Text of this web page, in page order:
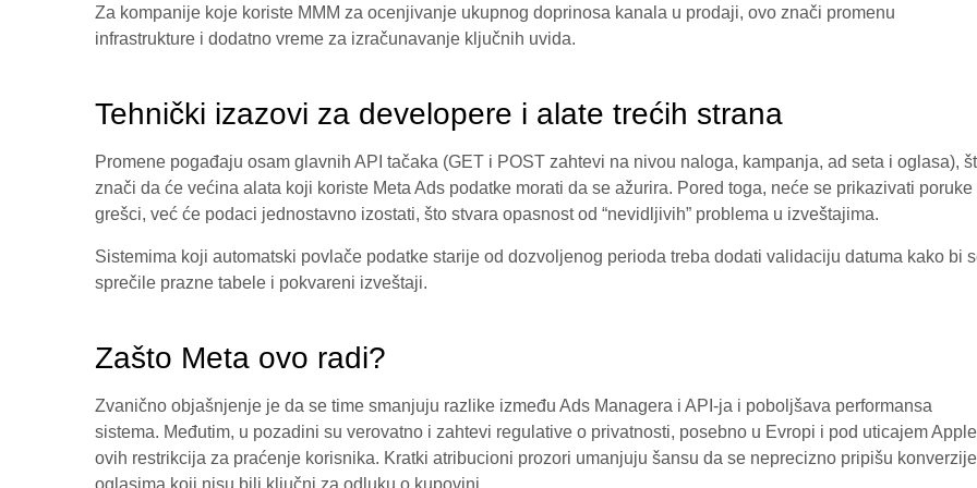
Za kompanije koje koriste MMM za ocenjivanje ukupnog doprinosa kanala u prodaji, ovo znači promenu
infrastrukture i dodatno vreme za izračunavanje ključnih uvida.
Tehnički izazovi za developere i alate trećih strana
Promene pogađaju osam glavnih API tačaka (GET i POST zahtevi na nivou naloga, kampanja, ad seta i oglasa),
znači da će većina alata koji koriste Meta Ads podatke morati da se ažurira. Pored toga, neće se prikazivati poruke
grešci, već će podaci jednostavno izostati, što stvara opasnost od “nevidljivih” problema u izveštajima.
Sistemima koji automatski povlače podatke starije od dozvoljenog perioda treba dodati validaciju datuma kako bi
sprečile prazne tabele i pokvareni izveštaji.
Zašto Meta ovo radi?
Zvanično objašnjenje je da se time smanjuju razlike između Ads Managera i API-ja i poboljšava performansa
sistema. Međutim, u pozadini su verovatno i zahtevi regulative o privatnosti, posebno u Evropi i pod uticajem
ovih restrikcija za praćenje korisnika. Kratki atribucioni prozori umanjuju šansu da se neprecizno pripišu konverzije
oglasima koji nisu bili ključni za odluku o kupovini.